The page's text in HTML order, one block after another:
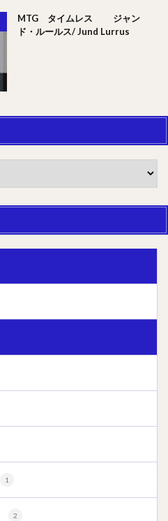
MTG タイムレス ジャン
ド・ルールス/ Jund Lurrus
1
2